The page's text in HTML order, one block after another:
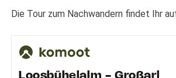
Die Tour zum Nachwandern findet Ihr